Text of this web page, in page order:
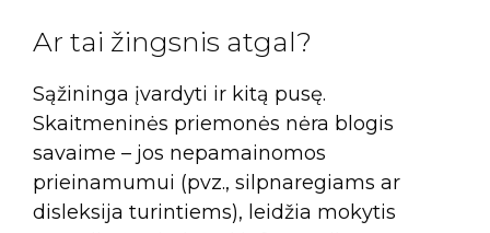
Ar tai žingsnis atgal?
Sąžininga įvardyti ir kitą pusę.
Skaitmeninės priemonės nėra blogis
savaime – jos nepamainomos
prieinamumui (pvz., silpnaregiams ar
disleksija turintiems), leidžia mokytis